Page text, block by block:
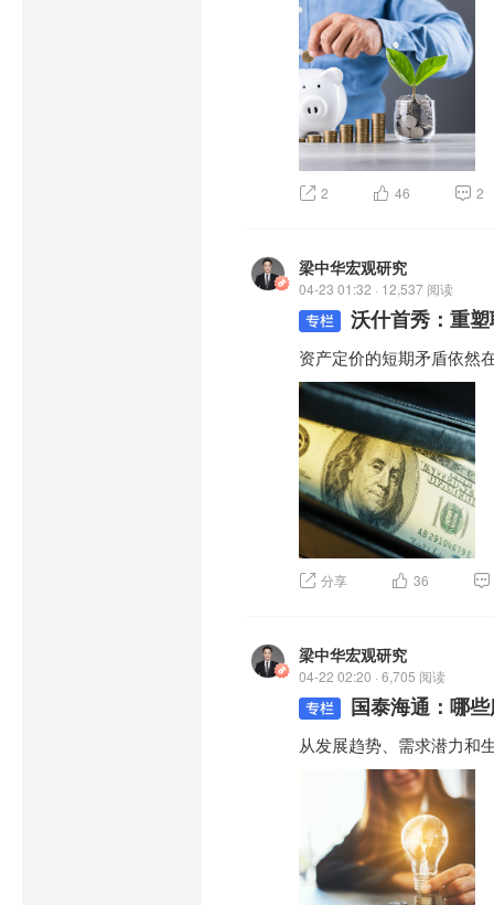
2 46 2
梁中华宏观研究
04-23 01:32 · 12,537 阅读
沃什首秀：重
资产定价的短期矛盾依然
分享 36
梁中华宏观研究
04-22 02:20 · 6,705 阅读
国泰海通：哪
从发展趋势、需求潜力和